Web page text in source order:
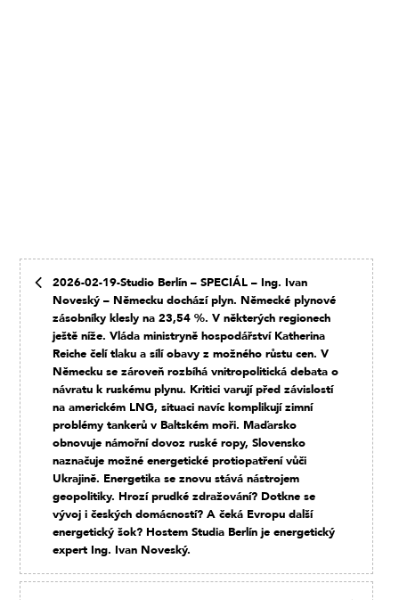
2026-02-19-Studio Berlín – SPECIÁL – Ing. Ivan
Noveský – Německu dochází plyn. Německé plynové
zásobníky klesly na 23,54 %. V některých regionech
ještě níže. Vláda ministryně hospodářství Katherina
Reiche čelí tlaku a sílí obavy z možného růstu cen. V
Německu se zároveň rozbíhá vnitropolitická debata o
návratu k ruskému plynu. Kritici varují před závislostí
na americkém LNG, situaci navíc komplikují zimní
problémy tankerů v Baltském moři. Maďarsko
obnovuje námořní dovoz ruské ropy, Slovensko
naznačuje možné energetické protiopatření vůči
Ukrajině. Energetika se znovu stává nástrojem
geopolitiky. Hrozí prudké zdražování? Dotkne se
vývoj i českých domácností? A čeká Evropu další
energetický šok? Hostem Studia Berlín je energetický
expert Ing. Ivan Noveský.